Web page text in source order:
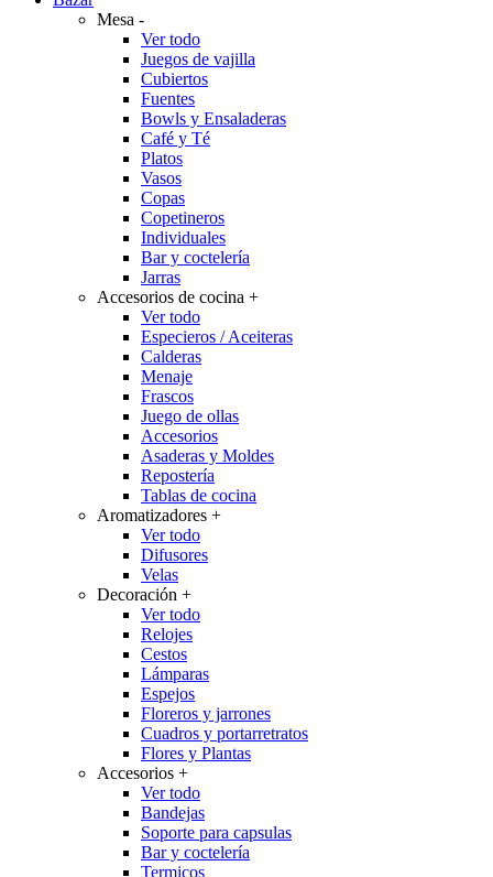
Mesa -
Ver todo
Juegos de vajilla
Cubiertos
Fuentes
Bowls y Ensaladeras
Café y Té
Platos
Vasos
Copas
Copetineros
Individuales
Bar y coctelería
Jarras
Accesorios de cocina +
Ver todo
Especieros / Aceiteras
Calderas
Menaje
Frascos
Juego de ollas
Accesorios
Asaderas y Moldes
Repostería
Tablas de cocina
Aromatizadores +
Ver todo
Difusores
Velas
Decoración +
Ver todo
Relojes
Cestos
Lámparas
Espejos
Floreros y jarrones
Cuadros y portarretratos
Flores y Plantas
Accesorios +
Ver todo
Bandejas
Soporte para capsulas
Bar y coctelería
Termicos